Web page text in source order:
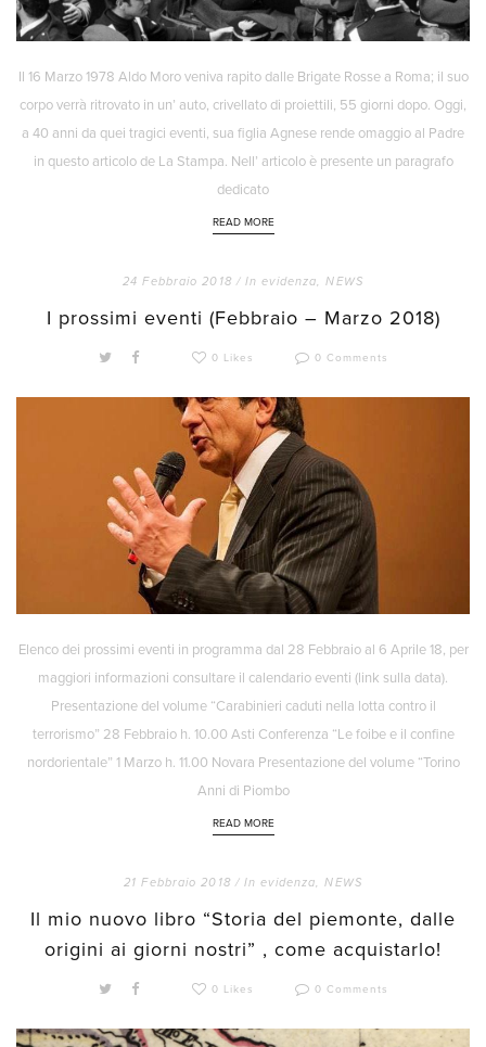
Il 16 Marzo 1978 Aldo Moro veniva rapito dalle Brigate Rosse a Roma; il suo
corpo verrà ritrovato in un’ auto, crivellato di proiettili, 55 giorni dopo. Oggi,
a 40 anni da quei tragici eventi, sua figlia Agnese rende omaggio al Padre
in questo articolo de La Stampa. Nell’ articolo è presente un paragrafo
dedicato
READ MORE
24 Febbraio 2018 /In evidenza,NEWS
I prossimi eventi (Febbraio – Marzo 2018)
0 Likes 0 Comments
Elenco dei prossimi eventi in programma dal 28 Febbraio al 6 Aprile 18, per
maggiori informazioni consultare il calendario eventi (link sulla data).
Presentazione del volume “Carabinieri caduti nella lotta contro il
terrorismo” 28 Febbraio h. 10.00 Asti Conferenza “Le foibe e il confine
nordorientale” 1 Marzo h. 11.00 Novara Presentazione del volume “Torino
Anni di Piombo
READ MORE
21 Febbraio 2018 /In evidenza,NEWS
Il mio nuovo libro “Storia del piemonte, dalle
origini ai giorni nostri” , come acquistarlo!
0 Likes 0 Comments